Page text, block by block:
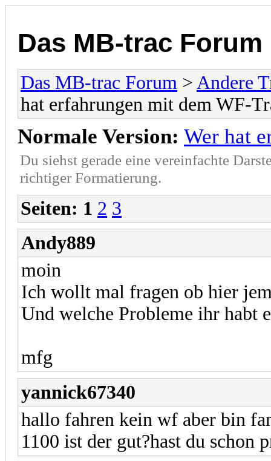
Das MB-trac Forum
Das MB-trac Forum > Andere
hat erfahrungen mit dem WF-
Normale Version: Wer hat
Du siehst gerade eine vereinfachte
richtiger Formatierung.
Seiten: 1 2 3
Andy889
moin
Ich wollt mal fragen ob hier
Und welche Probleme ihr habt
mfg
yannick67340
hallo fahren kein wf aber bin
1100 ist der gut?hast du schon